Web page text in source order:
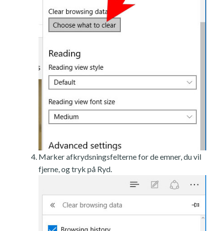
Marker afkrydsningsfelterne for de emner, du vil
fjerne, og tryk på Ryd.